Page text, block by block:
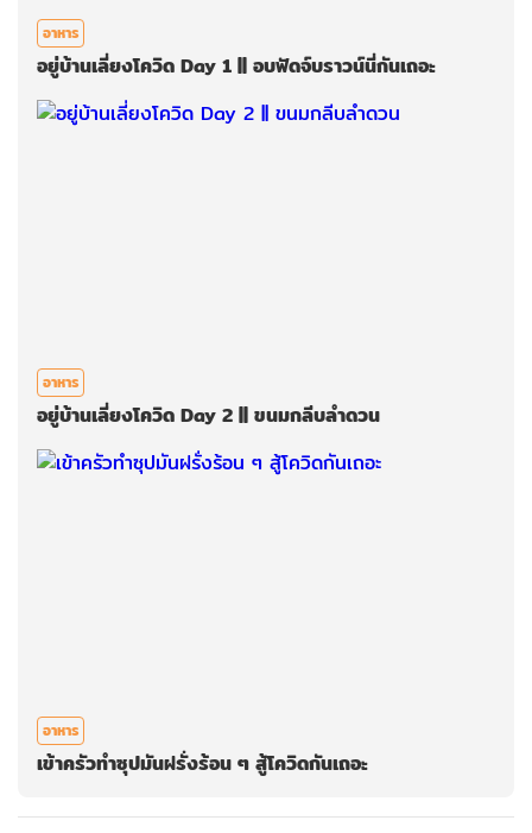
อาหาร
อยู่บ้านเลี่ยงโควิด Day 1 || อบฟัดจ์บราวน์นี่กันเถอะ
อาหาร
อยู่บ้านเลี่ยงโควิด Day 2 || ขนมกลีบลำดวน
อาหาร
เข้าครัวทำซุปมันฝรั่งร้อน ๆ สู้โควิดกันเถอะ